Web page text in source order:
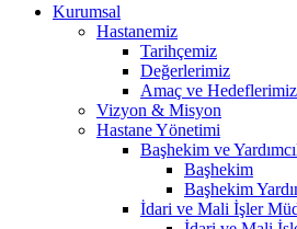
Kurumsal
Hastanemiz
Tarihçemiz
Değerlerimiz
Amaç ve Hedeflerimiz
Vizyon & Misyon
Hastane Yönetimi
Başhekim ve
Başhekim
Başhekim
İdari ve Mali İşler